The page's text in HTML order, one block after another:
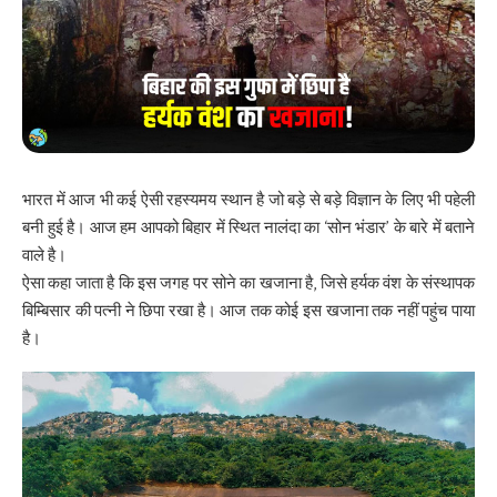
भारत में आज भी कई ऐसी रहस्यमय स्थान है जो बड़े से बड़े विज्ञान के लिए भी पहेली
बनी हुई है। आज हम आपको बिहार में स्थित नालंदा का ‘सोन भंडार’ के बारे में बताने
वाले है।
ऐसा कहा जाता है कि इस जगह पर सोने का खजाना है, जिसे हर्यक वंश के संस्थापक
बिम्बिसार की पत्नी ने छिपा रखा है। आज तक कोई इस खजाना तक नहीं पहुंच पाया
है।